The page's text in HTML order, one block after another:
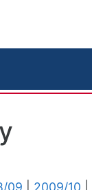
09 2009/10